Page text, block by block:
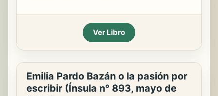
Ver Libro
Emilia Pardo Bazán o la pasión por
escribir (Ínsula n° 893, mayo de